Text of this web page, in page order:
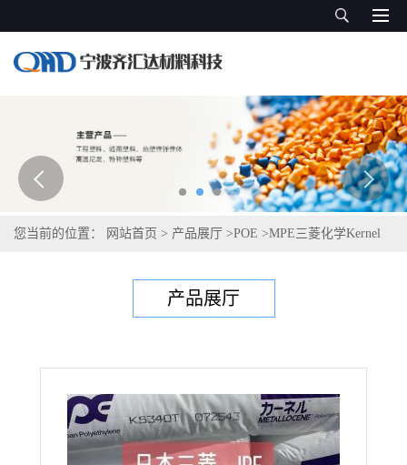
您当前的位置： 网站首页 > 产品展厅 >POE >MPE三菱化学Kernel
产品展厅